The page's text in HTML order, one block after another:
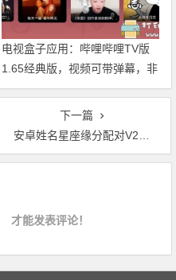
电视盒子应用：哔哩哔哩TV版
1.65经典版，视频可带弹幕，非
云视听小电视
下一篇
安卓姓名星座缘分配对V27.3，测测你和ta的缘份
才能发表评论！